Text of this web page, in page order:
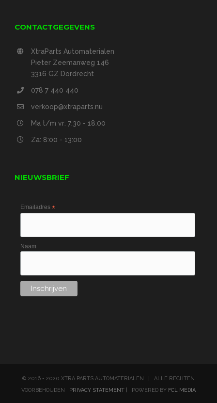
CONTACTGEGEVENS
XtraParts Automaterialen
Pieter Zeemanweg 146
3316 GZ Dordrecht
078 7 440 440
verkoop@xtraparts.nu
Ma t/m vr: 7:30 - 18:00
Za: 8:00 - 13:00
NIEUWSBRIEF
Emailadres *
Naam
© 2016 - 2020 XTRA PARTS AUTOMATERIALEN | ALLE RECHTEN
VOORBEHOUDEN PRIVACY STATEMENT | POWERED BY FCL MEDIA